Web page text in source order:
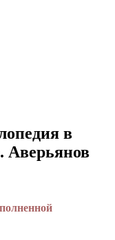
в
Аверьянов